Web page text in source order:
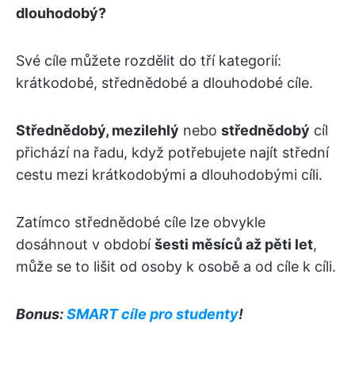
dlouhodobý?
Své cíle můžete rozdělit do tří kategorií:
krátkodobé, střednědobé a dlouhodobé cíle.
Střednědobý, mezilehlý nebo střednědobý cíl
přichází na řadu, když potřebujete najít střední
cestu mezi krátkodobými a dlouhodobými cíli.
Zatímco střednědobé cíle lze obvykle
dosáhnout v obdobíšesti měsíců až pěti let,
může se to lišit od osoby k osobě a od cíle k cíli.
Bonus:SMART cíle pro studenty!